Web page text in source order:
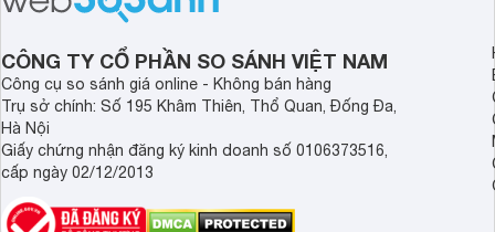
CÔNG TY CỔ PHẦN SO SÁNH VIỆT NAM
Công cụ so sánh giá online - Không bán hàng
Trụ sở chính: Số 195 Khâm Thiên, Thổ Quan, Đống Đa,
Hà Nội
Giấy chứng nhận đăng ký kinh doanh số 0106373516,
cấp ngày 02/12/2013